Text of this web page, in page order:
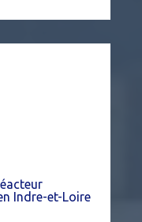
Indre-et-Loire